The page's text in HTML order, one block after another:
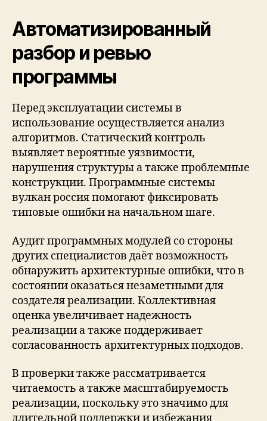
Автоматизированный
разбор и ревью
программы
Перед эксплуатации системы в
использование осуществляется анализ
алгоритмов. Статический контроль
выявляет вероятные уязвимости,
нарушения структуры а также проблемные
конструкции. Программные системы
вулкан россия помогают фиксировать
типовые ошибки на начальном шаге.
Аудит программных модулей со стороны
других специалистов даёт возможность
обнаружить архитектурные ошибки, что в
состоянии оказаться незаметными для
создателя реализации. Коллективная
оценка увеличивает надежность
реализации а также поддерживает
согласованность архитектурных подходов.
В проверки также рассматривается
читаемость а также масштабируемость
реализации, поскольку это значимо для